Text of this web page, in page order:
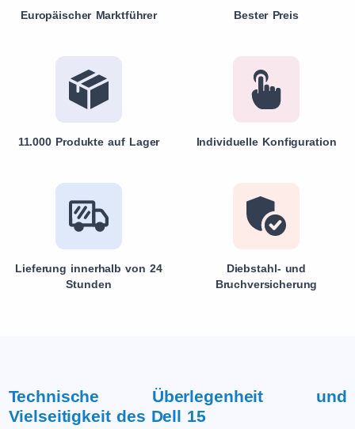
Europäischer Marktführer Bester Preis
11.000 Produkte auf Lager Individuelle Konfiguration
Lieferung innerhalb von 24
Stunden
Diebstahl- und
Bruchversicherung
Technische Überlegenheit und
Vielseitigkeit des Dell 15